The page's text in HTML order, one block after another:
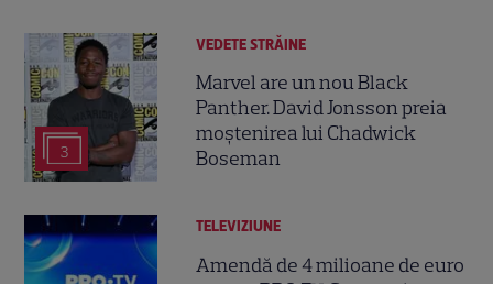
3
VEDETE STRĂINE
Marvel are un nou Black
Panther. David Jonsson preia
moștenirea lui Chadwick
Boseman
TELEVIZIUNE
Amendă de 4 milioane de euro